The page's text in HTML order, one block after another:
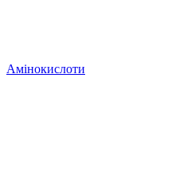
Амінокислоти